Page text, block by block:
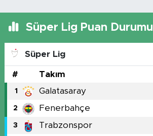
Süper Lig Puan Durumu
Süper Lig
# Takım
1 Galatasaray
2 Fenerbahçe
3 Trabzonspor